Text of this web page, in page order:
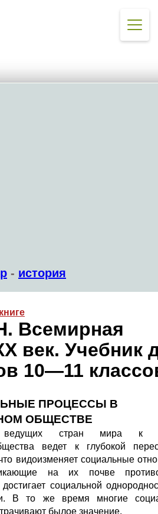
- история
Всемирная
век. Учебник
10—11
ПРОЦЕССЫ В
ОБЩЕСТВЕ
ведущих стран мира к
ведет к глубокой
видоизменяет социальные
на их почве
социальной
В то же время многие
былое значение.